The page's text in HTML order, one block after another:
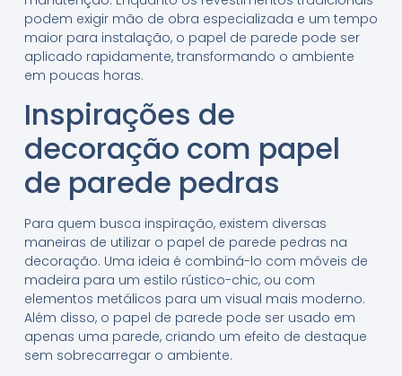
podem exigir mão de obra especializada e um tempo
maior para instalação, o papel de parede pode ser
aplicado rapidamente, transformando o ambiente
em poucas horas.
Inspirações de
decoração com papel
de parede pedras
Para quem busca inspiração, existem diversas
maneiras de utilizar o papel de parede pedras na
decoração. Uma ideia é combiná-lo com móveis de
madeira para um estilo rústico-chic, ou com
elementos metálicos para um visual mais moderno.
Além disso, o papel de parede pode ser usado em
apenas uma parede, criando um efeito de destaque
sem sobrecarregar o ambiente.